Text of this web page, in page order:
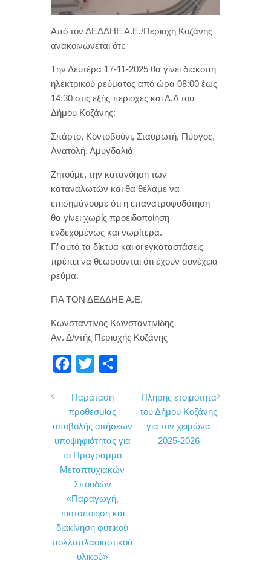
Από τον ΔΕΔΔΗΕ Α.Ε./Περιοχή Κοζάνης
ανακοινώνεται ότι:
Tην Δευτέρα 17-11-2025 θα γίνει διακοπή
ηλεκτρικού ρεύματος από ώρα 08:00 έως
14:30 στις εξής περιοχές και Δ.Δ του
Δήμου Κοζάνης:
Σπάρτο, Κοντοβούνι, Σταυρωτή, Πύργος,
Ανατολή, Αμυγδαλιά
Ζητούμε, την κατανόηση των
καταναλωτών και θα θέλαμε να
επισημάνουμε ότι η επανατροφοδότηση
θα γίνει χωρίς προειδοποίηση
ενδεχομένως και νωρίτερα.
Γι’ αυτό τα δίκτυα και οι εγκαταστάσεις
πρέπει να θεωρούνται ότι έχουν συνέχεια
ρεύμα.
ΓΙΑ ΤΟΝ ΔΕΔΔΗΕ Α.Ε.
Κωνσταντίνος Κωνσταντινίδης
Αν. Δ/ντής Περιοχής Κοζάνης
c
e
b
o
o
k
i
t
t
e
r
α
σ
τ
ί
τ
ε
Παράταση
προθεσμίας
υποβολής αιτήσεων
υποψηφιότητας για
το Πρόγραμμα
Μεταπτυχιακών
Σπουδών
«Παραγωγή,
πιστοποίηση και
διακίνηση φυτικού
πολλαπλασιαστικού
υλικού»
Πλήρης ετοιμότητα
του Δήμου Κοζάνης
για τον χειμώνα
2025-2026